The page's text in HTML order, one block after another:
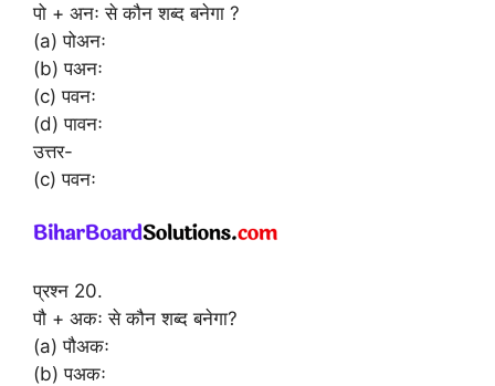
पो + अनः से कौन शब्द बनेगा ?
(a) पोअनः
(b) पअनः
(c) पवनः
(d) पावनः
उत्तर-
(c) पवनः
प्रश्न 20.
पौ + अकः से कौन शब्द बनेगा?
(a) पौअकः
(b) पअकः